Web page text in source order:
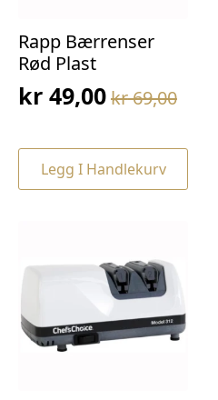
Rapp Bærrenser
Rød Plast
kr69,00
Opprinnelig
var:
kr 69,00.
kr 49,00
Nåværende
er:
kr 49,00.
Legg I Handlekurv